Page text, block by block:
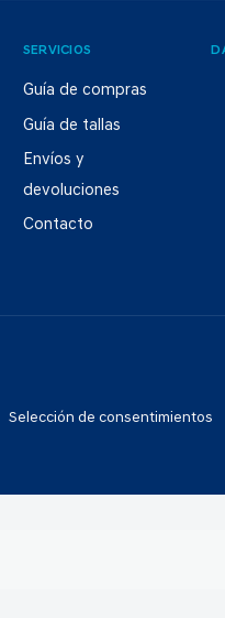
SERVICIOS
Guía de compras
Guía de tallas
Envíos y
devoluciones
Contacto
Selección de consentimientos